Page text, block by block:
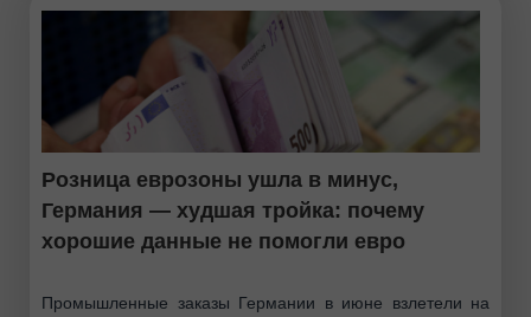
Розница еврозоны ушла в минус,
Германия — худшая тройка: почему
хорошие данные не помогли евро
Промышленные заказы Германии в июне взлетели на